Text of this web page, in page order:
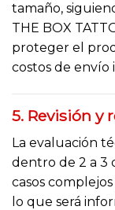
tamaño,
THE BOX
proteger el
costos de envío
5. Revisión y
La evaluación
dentro de 2 a 3
casos
lo que será